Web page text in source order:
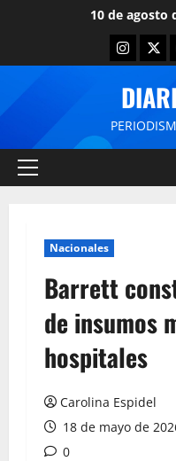
10 de agosto
Nacionales
Barrett
de insumos
hospitales
Carolina Espidel
18 de mayo de
0